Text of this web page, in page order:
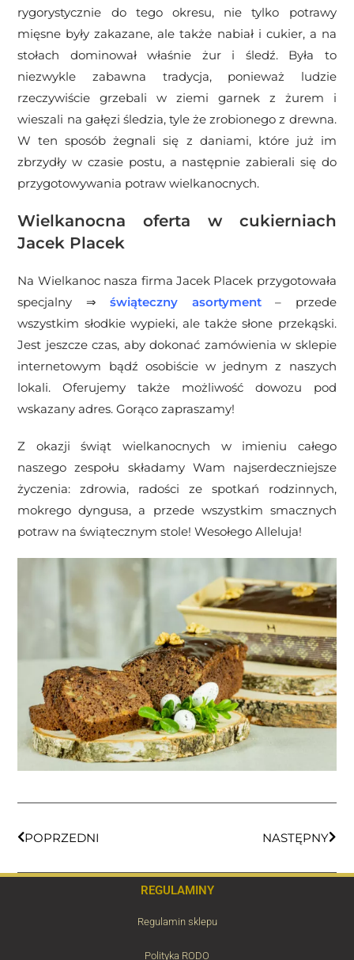
rygorystycznie do tego okresu, nie tylko potrawy
mięsne były zakazane, ale także nabiał i cukier, a na
stołach dominował właśnie żur i śledź. Była to
niezwykle zabawna tradycja, ponieważ ludzie
rzeczywiście grzebali w ziemi garnek z żurem i
wieszali na gałęzi śledzia, tyle że zrobionego z drewna.
W ten sposób żegnali się z daniami, które już im
zbrzydły w czasie postu, a następnie zabierali się do
przygotowywania potraw wielkanocnych.
Wielkanocna oferta w cukierniach
Jacek Placek
Na Wielkanoc nasza firma Jacek Placek przygotowała
specjalny ⇒świąteczny asortyment– przede
wszystkim słodkie wypieki, ale także słone przekąski.
Jest jeszcze czas, aby dokonać zamówienia w sklepie
internetowym bądź osobiście w jednym z naszych
lokali. Oferujemy także możliwość dowozu pod
wskazany adres. Gorąco zapraszamy!
Z okazji świąt wielkanocnych w imieniu całego
naszego zespołu składamy Wam najserdeczniejsze
życzenia: zdrowia, radości ze spotkań rodzinnych,
mokrego dyngusa, a przede wszystkim smacznych
potraw na świątecznym stole! Wesołego Alleluja!
POPRZEDNI NASTĘPNY
REGULAMINY
Regulamin sklepu
Polityka RODO